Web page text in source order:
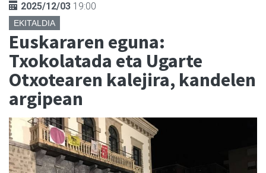
2025/12/03 19:00
EKITALDIA
Euskararen eguna:
Txokolatada eta Ugarte
Otxotearen kalejira, kandelen
argipean